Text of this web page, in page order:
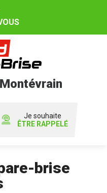
Je souhaite
ÊTRE RAPPELÉ
brise